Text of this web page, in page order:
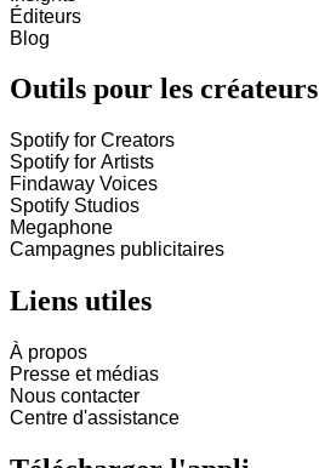
Éditeurs
Blog
Outils pour les créateurs
Spotify for Creators
Spotify for Artists
Findaway Voices
Spotify Studios
Megaphone
Campagnes publicitaires
Liens utiles
À propos
Presse et médias
Nous contacter
Centre d'assistance